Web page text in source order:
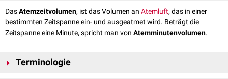
DasAtemzeitvolumen, ist das Volumen an Atemluft, das in einer
bestimmten Zeitspanne ein- und ausgeatmet wird. Beträgt die
Zeitspanne eine Minute, spricht man von Atemminutenvolumen.
Terminologie